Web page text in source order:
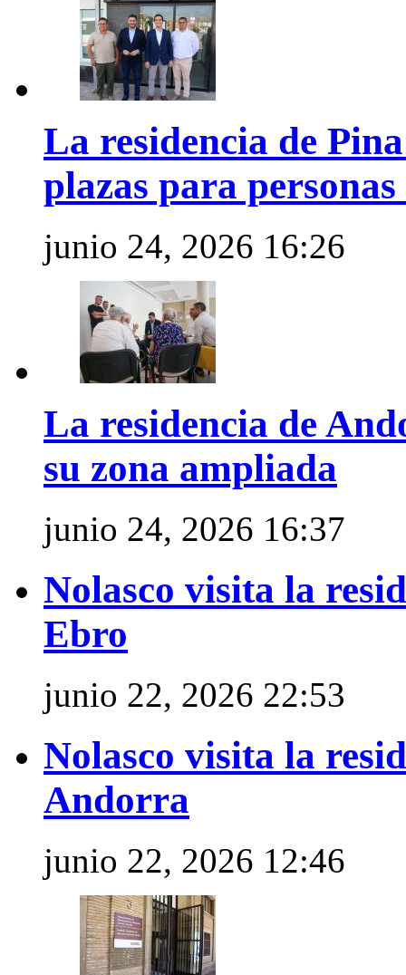
La residencia de
plazas para
junio 24, 2026 16:26
La residencia de
su zona ampliada
junio 24, 2026 16:37
Nolasco visita la
Ebro
junio 22, 2026 22:53
Nolasco visita la
Andorra
junio 22, 2026 12:46